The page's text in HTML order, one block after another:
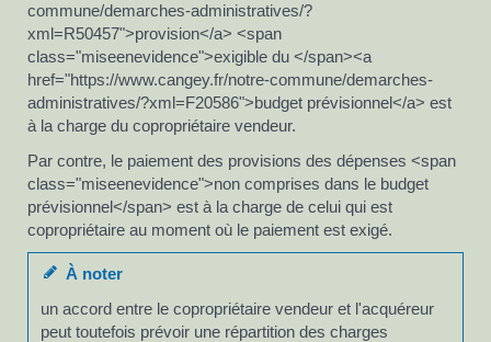
commune/demarches-administratives/?
xml=R50457">provision</a> <span
class="miseenevidence">exigible du </span><a
href="https://www.cangey.fr/notre-commune/demarches-
administratives/?xml=F20586">budget prévisionnel</a> est
à la charge du copropriétaire vendeur.
Par contre, le paiement des provisions des dépenses <span
class="miseenevidence">non comprises dans le budget
prévisionnel</span> est à la charge de celui qui est
copropriétaire au moment où le paiement est exigé.
À noter
un accord entre le copropriétaire vendeur et l'acquéreur
peut toutefois prévoir une répartition des charges